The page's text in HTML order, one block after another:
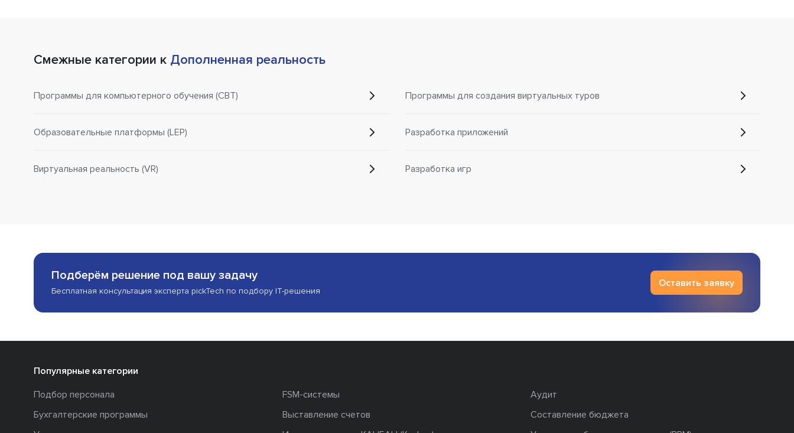
Смежные категории к Дополненная реальность
Программы для компьютерного обучения (CBT)
Образовательные платформы (LEP)
Виртуальная реальность (VR)
Программы для создания виртуальных туров
Разработка приложений
Разработка игр
Подберём решение под вашу задачу
Бесплатная консультация эксперта pickTech по подбору IT-решения
Оставить заявку
Популярные категории
Подбор персонала
FSM-системы
Аудит
Бухгалтерские программы
Выставление счетов
Составление бюджета